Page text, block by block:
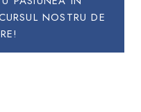
NOSTRU DE